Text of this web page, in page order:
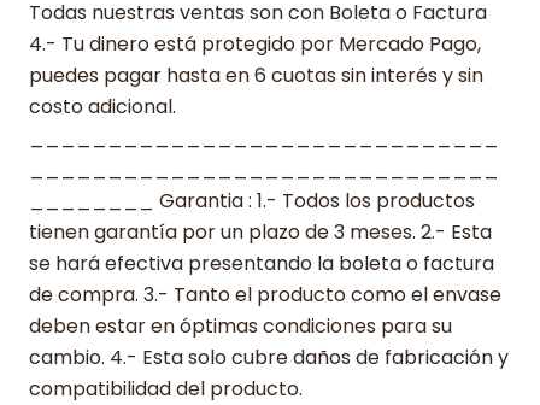
Todas nuestras ventas son con Boleta o Factura
4.- Tu dinero está protegido por Mercado Pago,
puedes pagar hasta en 6 cuotas sin interés y sin
costo adicional.
________ Garantia : 1.- Todos los productos
tienen garantía por un plazo de 3 meses. 2.- Esta
se hará efectiva presentando la boleta o factura
de compra. 3.- Tanto el producto como el envase
deben estar en óptimas condiciones para su
cambio. 4.- Esta solo cubre daños de fabricación y
compatibilidad del producto.